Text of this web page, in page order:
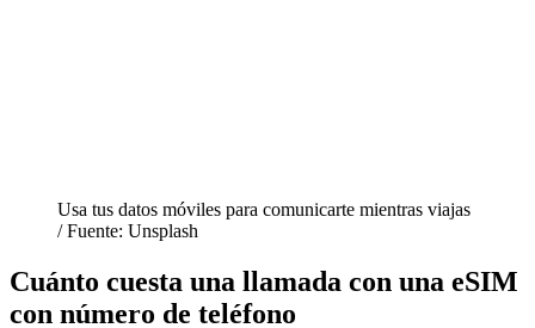
Usa tus datos móviles para comunicarte mientras viajas
/ Fuente: Unsplash
Cuánto cuesta una llamada con una eSIM
con número de teléfono